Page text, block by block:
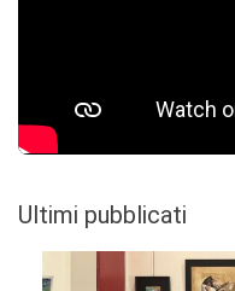
Ultimi pubblicati